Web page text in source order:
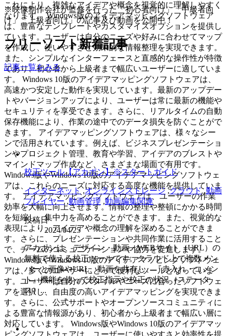
これにより、複雑なアイデアや概念を視覚的に理解しやすく
なります。 Windows版のアイデアマッピングソフトウェア
は、豊富なテンプレートやカスタマイズオプションを提供し
ています。ユーザーは自分のニーズや好みに合わせてマップ
を作成し、使いやすさと効果的な情報整理を実現できます。
また、シンプルなインターフェースと直感的な操作性が特徴
であり、初心者から上級者まで幅広いユーザーに適していま
す。 Windows 10版のアイデアマッピングソフトウェアは、
高速かつ安定した動作を実現しています。最新のアップデー
トやバージョンアップにより、ユーザーは常に最新の機能や
セキュリティを享受できます。さらに、リアルタイムの自動
保存機能により、作業の途中でのデータ損失を防ぐことがで
きます。 アイデアマッピングソフトウェアは、様々なシー
ンで活用されています。例えば、ビジネスプレゼンテーショ
ンやプロジェクト管理、教育や学習、アイデアのブレストや
マインドマップ作成など、さまざまな場面で有用です。
Windows版やWindows 10版のアイデアマッピングソフトウェ
アは、これらのニーズに対応する高度な機能を提供していま
す。 アイデアマッピングソフトウェアは、ユーザーの作業
効率を大幅に向上させます。情報の整理や整頓にかかる時間
を短縮し、集中力を高めることができます。また、視覚的な
表現により、アイデアや概念の理解を深めることができま
す。さらに、プレゼンテーションや共同作業に活用すること
で、チームのコミュニケーションや協力を促進します。
Windows版やWindows 10版のアイデアマッピングソフトウェ
アは、多くのユーザーにとって便利なツールとなっていま
す。ユーザーは自分のスタイルやニーズに合ったソフトウェ
アを選択し、自由度の高いアイデアマッピングを実現できま
す。さらに、公式サポートやオープンソースコミュニティに
よる豊富な情報源があり、初心者から上級者まで幅広い層に
対応しています。 Windows版やWindows 10版のアイデアマッ
※映像制作会社が監修を行った「初心者向け」「中級者向
け」「上級者向け」の記事及び動画を公開中！
フリーソフト新着記事
記事一覧をみる
校正ツール【アカポン】※スタートガイド
インターネット ,オンラインストレージ ,クラウド,動画
プレイヤー,動画管理 ,動画編集関連
投稿日
2024/04/25
アカポンは、デザイン・動画・WEBサイト（URL）の
無料で使える校正ツールです。クラウド上で複数メン
バーと画像やURL、動画を共有し、『赤入れ・コメン
ト』機能を使って校正指示や校正の状況（ステータ
ス）...